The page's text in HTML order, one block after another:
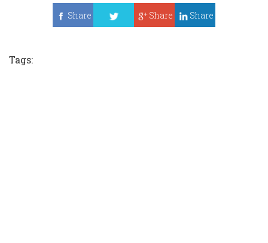
Share
Share Share
Tags: